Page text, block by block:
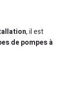
, il est
de pompes à